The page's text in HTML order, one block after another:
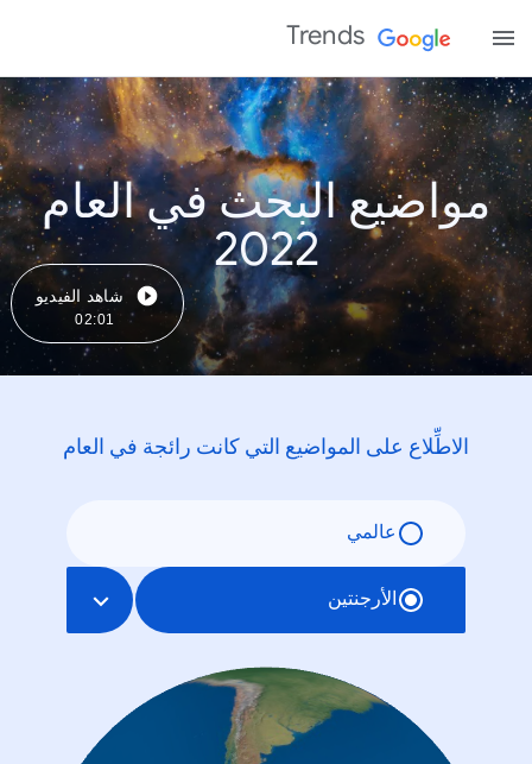
Trends
مواضيع البحث في العام
2022
شاهد الفيديو
02:01
الاطِّلاع على المواضيع التي كانت رائجة في العام
عالمي
الأرجنتين